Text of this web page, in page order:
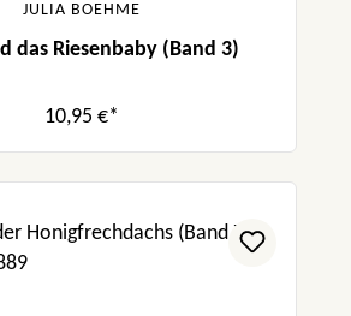
JULIA BOEHME
das Riesenbaby (Band 3)
10,95 €*